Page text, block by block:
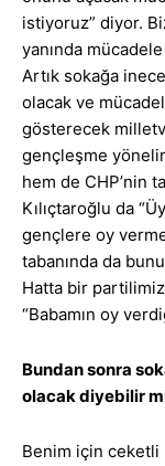
istiyoruz” diyor.
yanında
Artık sokağa
olacak ve
gösterecek
gençleşme
hem de CHP’nin
Kılıçtaroğlu da
gençlere oy
tabanında da
Hatta bir
“Babamın oy
Bundan sonra
olacak diyebilir
Benim için ceketli